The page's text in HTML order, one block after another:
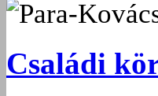
Para-
Családi